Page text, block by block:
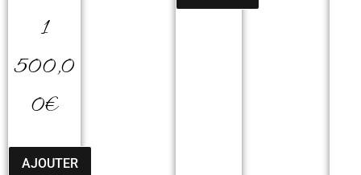
1
500,0
0€
AJOUTER